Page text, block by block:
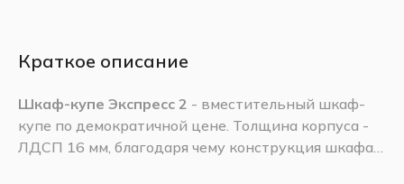
Краткое описание
Шкаф-купе Экспресс 2 - вместительный шкаф-
купе по демократичной цене. Толщина корпуса -
ЛДСП 16 мм, благодаря чему конструкция шкафа